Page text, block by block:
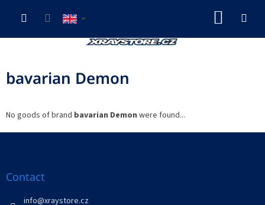
bavarian Demon
No goods of brand bavarian Demon were found...
F
Contact
info@xraystore.cz